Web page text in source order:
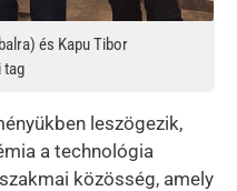
és Kapu Tibor
tag
leszögezik,
a technológia
közösség, amely